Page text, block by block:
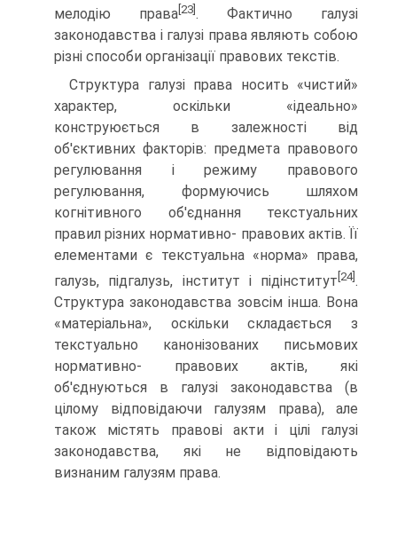
мелодію права[23]. Фактично галузі
законодав­ства і галузі права являють собою
різні способи організації правових текстів.
Структура галузі права носить «чистий»
характер, оскі­льки «ідеально»
конструюється в залежності від
об'єктивних факторів: предмета правового
регулювання і режиму пра­вового
регулювання, формуючись шляхом
когнітивного об'єднання текстуальних
правил різних нормативно- правових актів. Її
елементами є текстуальна «норма» права,
галузь, підгалузь, інститут і підінститут [24].
Структура законо­давства зовсім інша. Вона
«матеріальна», оскільки склада­ється з
текстуально канонізованих письмових
нормативно- правових актів, які
об'єднуються в галузі законодавства (в
цілому відповідаючи галузям права), але
також містять правові акти і цілі галузі
законодавства, які не відповідають
визнаним галузям права.